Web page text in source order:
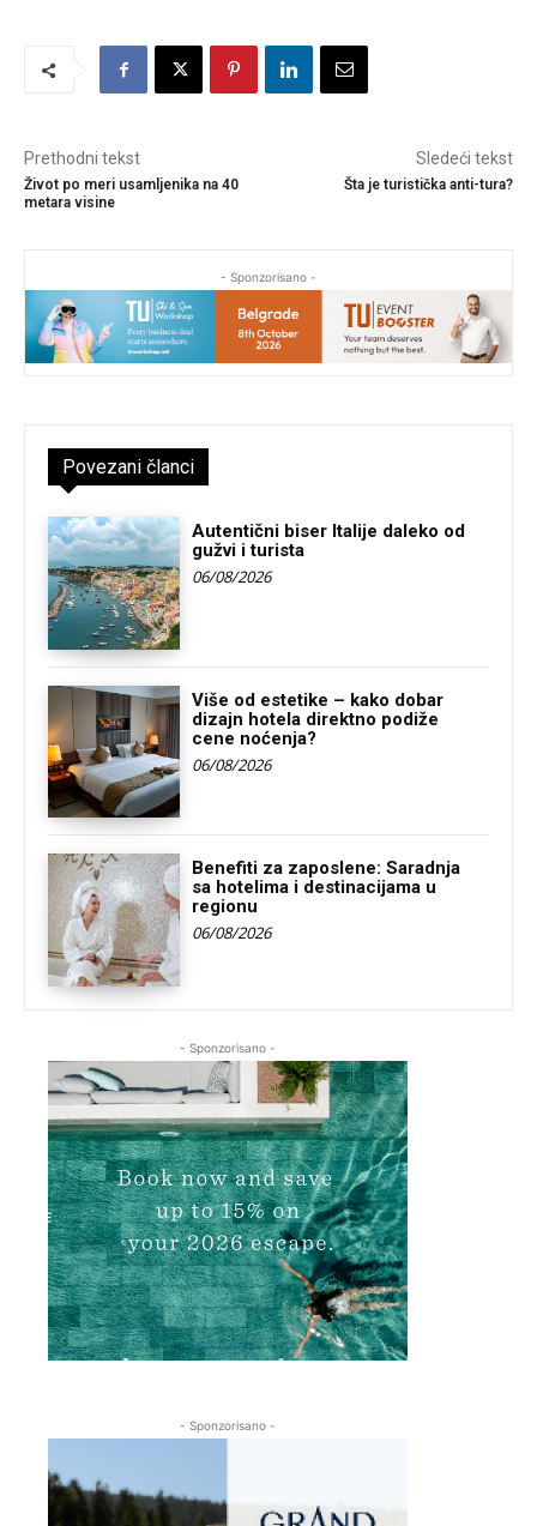
Prethodni tekst
Život po meri usamljenika na 40
metara visine
Sledeći tekst
Šta je turistička anti-tura?
- Sponzorisano -
Povezani članci
Autentični biser Italije daleko od
gužvi i turista
06/08/2026
Više od estetike – kako dobar
dizajn hotela direktno podiže
cene noćenja?
06/08/2026
Benefiti za zaposlene: Saradnja
sa hotelima i destinacijama u
regionu
06/08/2026
- Sponzorisano -
- Sponzorisano -